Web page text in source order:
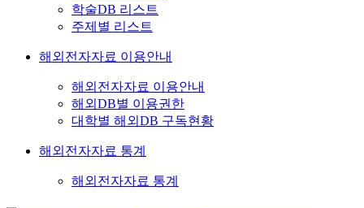
학술DB 리스트
주제별 리스트
해외전자자료 이용안내
해외전자자료 이용안내
해외DB별 이용권한
대학별 해외DB 구독현황
해외전자자료 통계
해외전자자료 통계